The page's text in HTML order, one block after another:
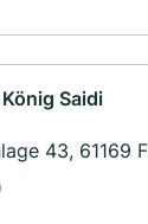
Saidi
43, 61169